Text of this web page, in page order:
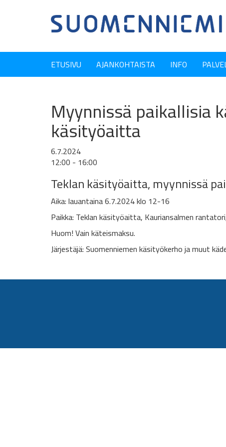
ETUSIVU AJANKOHTAISTA INFO
Myynnissä paikallisia
käsityöaitta
6.7.2024
12:00 - 16:00
Teklan käsityöaitta,myynnissä
Aika: lauantaina 6.7.2024 klo 12-16
Paikka: Teklan käsityöaitta, Kauriansalmen
Huom! Vain käteismaksu.
Järjestäjä: Suomenniemen käsityökerho ja muut